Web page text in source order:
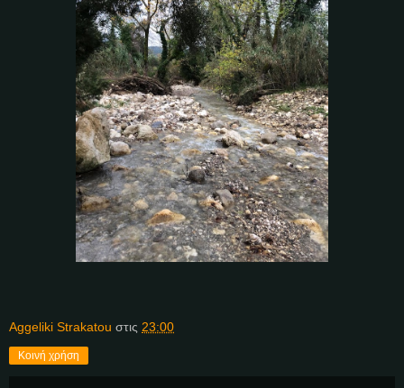
Aggeliki Strakatou στις 23:00
Κοινή χρήση